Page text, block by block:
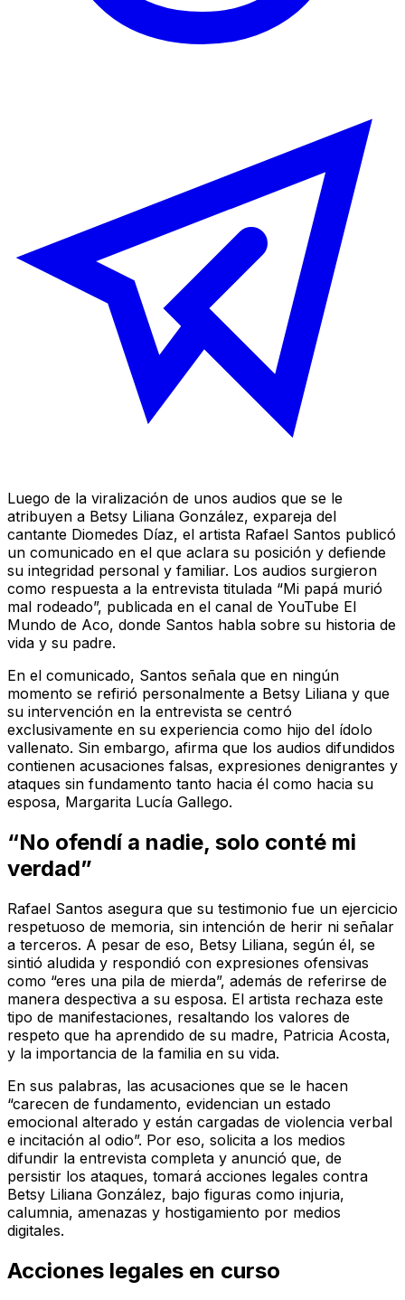
Luego de la viralización de unos audios que se le
atribuyen a Betsy Liliana González, expareja del
cantante Diomedes Díaz, el artista Rafael Santos publicó
un comunicado en el que aclara su posición y defiende
su integridad personal y familiar. Los audios surgieron
como respuesta a la entrevista titulada “Mi papá murió
mal rodeado”, publicada en el canal de YouTube El
Mundo de Aco, donde Santos habla sobre su historia de
vida y su padre.
En el comunicado, Santos señala que en ningún
momento se refirió personalmente a Betsy Liliana y que
su intervención en la entrevista se centró
exclusivamente en su experiencia como hijo del ídolo
vallenato. Sin embargo, afirma que los audios difundidos
contienen acusaciones falsas, expresiones denigrantes y
ataques sin fundamento tanto hacia él como hacia su
esposa, Margarita Lucía Gallego.
“No ofendí a nadie, solo conté mi
verdad”
Rafael Santos asegura que su testimonio fue un ejercicio
respetuoso de memoria, sin intención de herir ni señalar
a terceros. A pesar de eso, Betsy Liliana, según él, se
sintió aludida y respondió con expresiones ofensivas
como “eres una pila de mierda”, además de referirse de
manera despectiva a su esposa. El artista rechaza este
tipo de manifestaciones, resaltando los valores de
respeto que ha aprendido de su madre, Patricia Acosta,
y la importancia de la familia en su vida.
En sus palabras, las acusaciones que se le hacen
“carecen de fundamento, evidencian un estado
emocional alterado y están cargadas de violencia verbal
e incitación al odio”. Por eso, solicita a los medios
difundir la entrevista completa y anunció que, de
persistir los ataques, tomará acciones legales contra
Betsy Liliana González, bajo figuras como injuria,
calumnia, amenazas y hostigamiento por medios
digitales.
Acciones legales en curso